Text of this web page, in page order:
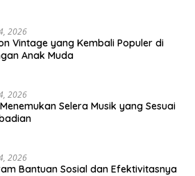
2026
Vintage yang Kembali Populer di
Anak Muda
2026
Selera Musik yang Sesuai
2026
Bantuan Sosial dan Efektivitasnya